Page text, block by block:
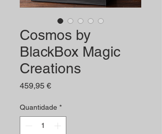
Cosmos by
BlackBox Magic
Creations
459,95 €Preço
Quantidade *